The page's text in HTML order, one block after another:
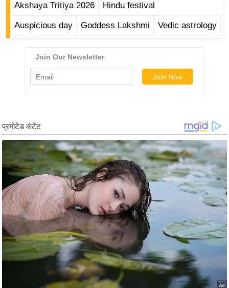
a
k
ला
स्टा
इ
ल
टे
क्नॉ
लॉ
जी
Akshaya Tritiya 2026 Hindu festival
Auspicious day Goddess Lakshmi Vedic astrology